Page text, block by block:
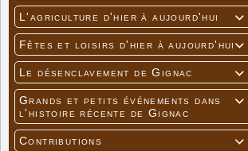

L'agriculture d'hier à aujourd'hui

Fêtes et loisirs d'hier à aujourd'hui

Le désenclavement de Gignac

Grands et petits événements dans
l'histoire récente de Gignac

Contributions